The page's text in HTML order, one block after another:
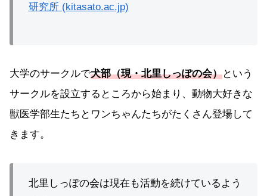
研究所 (kitasato.ac.jp)
大学のサークルで犬部（現・北里しっぽの会）という
サークルを設立するところから始まり、動物大好きな
獣医学部生たちとワンちゃんたちがたくさん登場して
きます。
北里しっぽの会は現在も活動を続けているよう